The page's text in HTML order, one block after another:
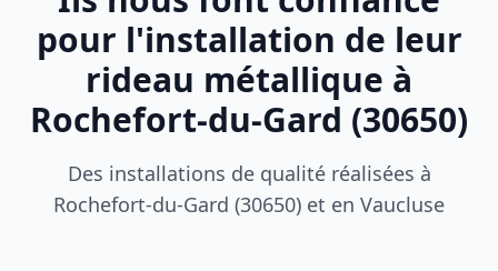
entre remparts historiques et zones
commerciales du Vaucluse.
pour l'installation de leur
rideau métallique à
Rochefort-du-Gard (30650)
Des installations de qualité réalisées à
Rochefort-du-Gard (30650) et en Vaucluse